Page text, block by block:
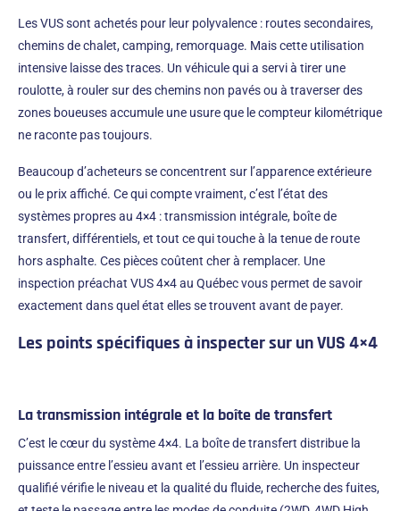
Les VUS sont achetés pour leur polyvalence : routes secondaires,
chemins de chalet, camping, remorquage. Mais cette utilisation
intensive laisse des traces. Un véhicule qui a servi à tirer une
roulotte, à rouler sur des chemins non pavés ou à traverser des
zones boueuses accumule une usure que le compteur kilométrique
ne raconte pas toujours.
Beaucoup d’acheteurs se concentrent sur l’apparence extérieure
ou le prix affiché. Ce qui compte vraiment, c’est l’état des
systèmes propres au 4×4 : transmission intégrale, boîte de
transfert, différentiels, et tout ce qui touche à la tenue de route
hors asphalte. Ces pièces coûtent cher à remplacer. Une
inspection préachat VUS 4×4 au Québec vous permet de savoir
exactement dans quel état elles se trouvent avant de payer.
Les points spécifiques à inspecter sur un VUS 4×4
La transmission intégrale et la boîte de transfert
C’est le cœur du système 4×4. La boîte de transfert distribue la
puissance entre l’essieu avant et l’essieu arrière. Un inspecteur
qualifié vérifie le niveau et la qualité du fluide, recherche des fuites,